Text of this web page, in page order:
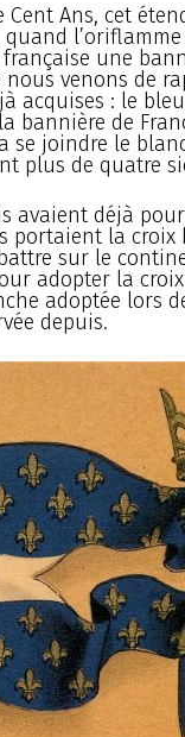
Ans, cet
une
nous venons de
acquises : le
bannière de
se joindre le
plus de quatre
avaient déjà
portaient la croix
sur le
adopter la
adoptée lors
depuis.